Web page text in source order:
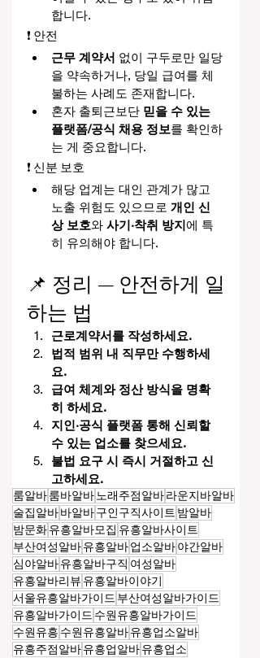
합니다.
❗ 안전
근무 계약서 없이 구두로만 일당
을 약속하거나, 당일 급여를 체
불하는 사례도 존재합니다.
혼자 출퇴근보단 믿을 수 있는
플랫폼/공식 채용 정보를 확인하
는 게 중요합니다.
❗ 신분 보호
해당 업계는 대인 관계가 많고
노출 위험도 있으므로 개인 신
상 보호와 사기·착취 방지에 특
히 유의해야 합니다.
📌 정리 — 안전하게 일
하는 법
근로계약서를 작성하세요.
법적 범위 내 직무만 수행하세
요.
급여 체계와 정산 방식을 명확
히 하세요.
지인·공식 플랫폼 통해 신뢰할
수 있는 업소를 찾으세요.
불법 요구 시 즉시 거절하고 신
고하세요.
룸알바룸바알바 노래주점알바라운지바알바
술집알바바알바구인구직사이트 밤알바
밤문화유흥알바모집 유흥알바사이트
부산여성알바유흥알바업소알바야간알바
심야알바유흥알바구직 여성알바
유흥알바리뷰 유흥알바이야기
서울유흥알바가이드 부산여성알바가이드
유흥알바가이드 수원유흥알바가이드
수원유흥 수원유흥알바유흥업소알바
유흥주점알바유흥업알바유흥업소